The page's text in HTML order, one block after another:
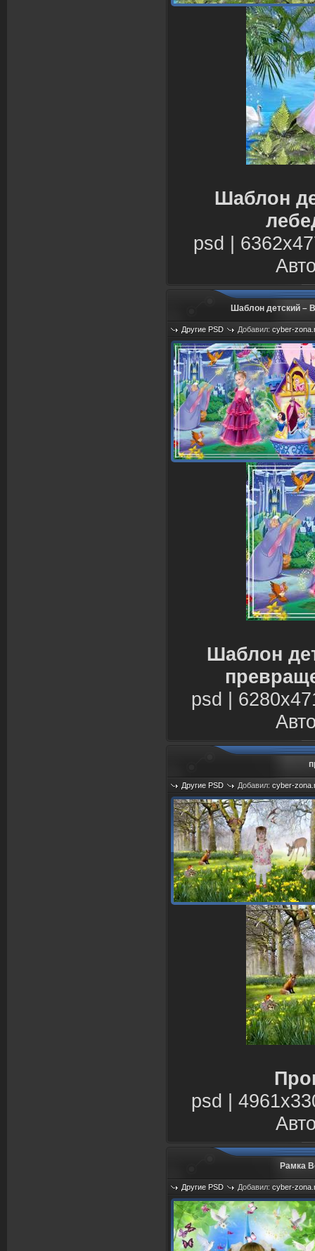
Шаблон
psd |
Шаблон детский –
Другие PSD Добавил: cyber-
Просмотров: 1258
Шаблон
psd |
Другие PSD Добавил: cyber-
Просмотров: 1270
psd |
Рамка
Другие PSD Добавил: cyber-
Просмотров: 1269